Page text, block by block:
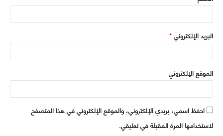
البريد الإلكتروني*
الموقع الإلكتروني
احفظ اسمي، بريدي الإلكتروني، والموقع الإلكتروني في هذا المتصفح
لاستخدامها المرة المقبلة في تعليقي.